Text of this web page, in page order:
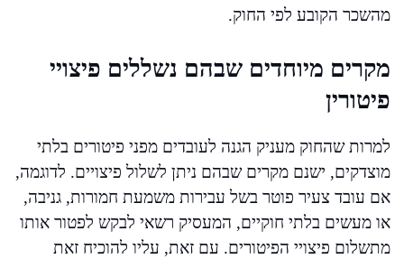
מהשכר הקובע לפי החוק.
מקרים מיוחדים שבהם נשללים פיצויי
פיטורין
למרות שהחוק מעניק הגנה לעובדים מפני פיטורים בלתי
מוצדקים, ישנם מקרים שבהם ניתן לשלול פיצויים. לדוגמה,
אם עובד צעיר פוטר בשל עבירות משמעת חמורות, גניבה,
או מעשים בלתי חוקיים, המעסיק רשאי לבקש לפטור אותו
מתשלום פיצויי הפיטורים. עם זאת, עליו להוכיח זאת